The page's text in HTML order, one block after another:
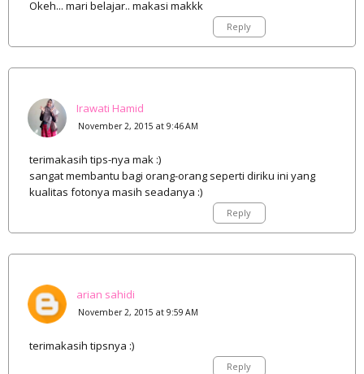
Okeh... mari belajar.. makasi makkk
Reply
Irawati Hamid
November 2, 2015 at 9:46 AM
terimakasih tips-nya mak :)
sangat membantu bagi orang-orang seperti diriku ini yang
kualitas fotonya masih seadanya :)
Reply
arian sahidi
November 2, 2015 at 9:59 AM
terimakasih tipsnya :)
Reply